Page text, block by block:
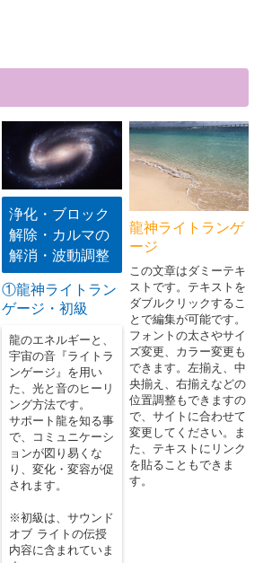
浄化・ブロック
解除・カルマの
解消・波動調整
①龍神ライトラン
ゲージ・初級
龍のエネルギーと、
宇宙の音『ライトラ
ンゲージ』を用い
た、光と音のヒーリ
ング方法です。
サポート龍を知る事
で、コミュニケーシ
ョンが図り易くな
り、変化・変容が促
されます。
※初級は、サウンド
オブ ライトの伝授
内容に含まれていま
龍神ライトランゲ
ージ
この文章はダミーテキ
ストです。テキストを
ダブルクリックするこ
とで編集が可能です。
フォントの太さやサイ
ズ変更、カラー変更も
できます。左揃え、中
央揃え、右揃えなどの
位置調整もできますの
で、サイトに合わせて
変更してください。ま
た、テキストにリンク
を貼ることもできま
す。